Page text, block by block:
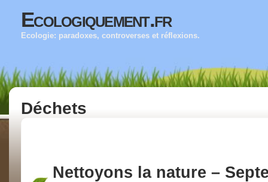
Ecologiquement.fr
Ecologie: paradoxes, controverses et réflexions.
Déchets
Nettoyons la nature –